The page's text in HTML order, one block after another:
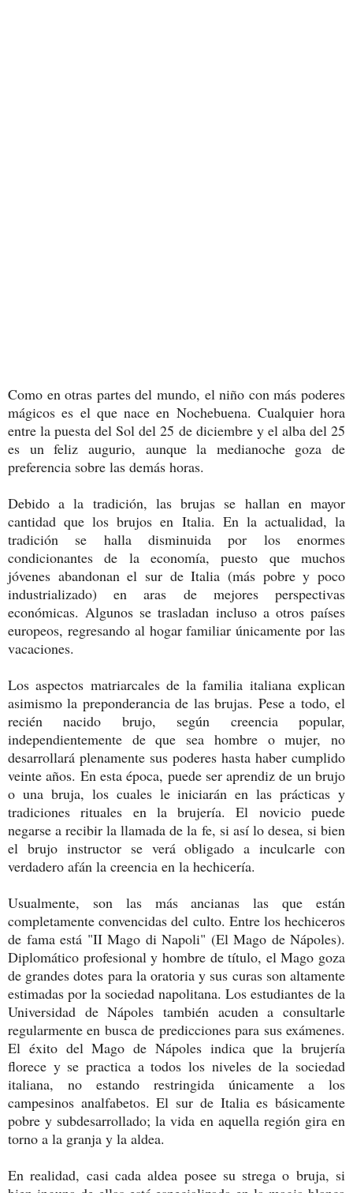
Como en otras partes del mundo, el niño con más poderes
mágicos es el que nace en Nochebuena. Cualquier hora
entre la puesta del Sol del 25 de diciembre y el alba del 25
es un feliz augurio, aunque la medianoche goza de
preferencia sobre las demás horas.
Debido a la tradición, las brujas se hallan en mayor
cantidad que los brujos en Italia. En la actualidad, la
tradición se halla disminuida por los enormes
condicionantes de la economía, puesto que muchos
jóvenes abandonan el sur de Italia (más pobre y poco
industrializado) en aras de mejores perspectivas
económicas. Algunos se trasladan incluso a otros países
europeos, regresando al hogar familiar únicamente por las
vacaciones.
Los aspectos matriarcales de la familia italiana explican
asimismo la preponderancia de las brujas. Pese a todo, el
recién nacido brujo, según creencia popular,
independientemente de que sea hombre o mujer, no
desarrollará plenamente sus poderes hasta haber cumplido
veinte años. En esta época, puede ser aprendiz de un brujo
o una bruja, los cuales le iniciarán en las prácticas y
tradiciones rituales en la brujería. El novicio puede
negarse a recibir la llamada de la fe, si así lo desea, si bien
el brujo instructor se verá obligado a inculcarle con
verdadero afán la creencia en la hechicería.
Usualmente, son las más ancianas las que están
completamente convencidas del culto. Entre los hechiceros
de fama está "II Mago di Napoli" (El Mago de Nápoles).
Diplomático profesional y hombre de título, el Mago goza
de grandes dotes para la oratoria y sus curas son altamente
estimadas por la sociedad napolitana. Los estudiantes de la
Universidad de Nápoles también acuden a consultarle
regularmente en busca de predicciones para sus exámenes.
El éxito del Mago de Nápoles indica que la brujería
florece y se practica a todos los niveles de la sociedad
italiana, no estando restringida únicamente a los
campesinos analfabetos. El sur de Italia es básicamente
pobre y subdesarrollado; la vida en aquella región gira en
torno a la granja y la aldea.
En realidad, casi cada aldea posee su strega o bruja, si